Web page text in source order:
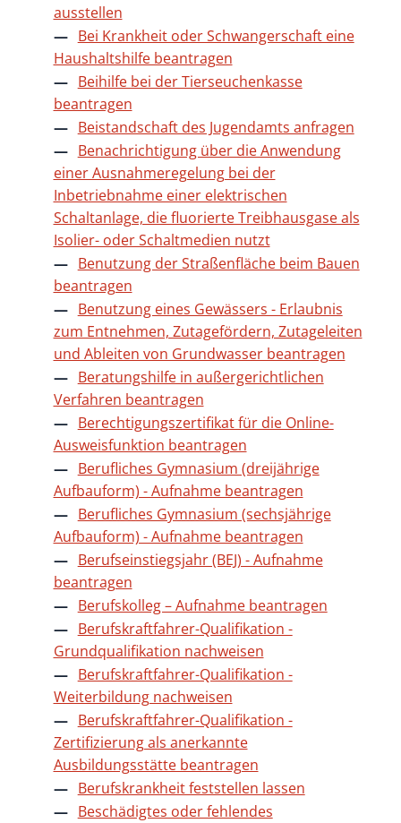
ausstellen
Bei Krankheit oder Schwangerschaft eine
Haushaltshilfe beantragen
Beihilfe bei der Tierseuchenkasse
beantragen
Beistandschaft des Jugendamts anfragen
Benachrichtigung über die Anwendung
einer Ausnahmeregelung bei der
Inbetriebnahme einer elektrischen
Schaltanlage, die fluorierte Treibhausgase als
Isolier- oder Schaltmedien nutzt
Benutzung der Straßenfläche beim Bauen
beantragen
Benutzung eines Gewässers - Erlaubnis
zum Entnehmen, Zutagefördern, Zutageleiten
und Ableiten von Grundwasser beantragen
Beratungshilfe in außergerichtlichen
Verfahren beantragen
Berechtigungszertifikat für die Online-
Ausweisfunktion beantragen
Berufliches Gymnasium (dreijährige
Aufbauform) - Aufnahme beantragen
Berufliches Gymnasium (sechsjährige
Aufbauform) - Aufnahme beantragen
Berufseinstiegsjahr (BEJ) - Aufnahme
beantragen
Berufskolleg – Aufnahme beantragen
Berufskraftfahrer-Qualifikation -
Grundqualifikation nachweisen
Berufskraftfahrer-Qualifikation -
Weiterbildung nachweisen
Berufskraftfahrer-Qualifikation -
Zertifizierung als anerkannte
Ausbildungsstätte beantragen
Berufskrankheit feststellen lassen
Beschädigtes oder fehlendes